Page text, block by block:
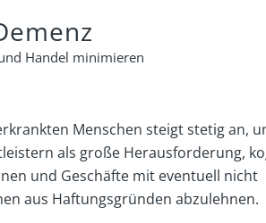
Handel minimieren
Menschen steigt stetig an,
als große Herausforderung,
und Geschäfte mit eventuell nicht
aus Haftungsgründen abzulehnen.